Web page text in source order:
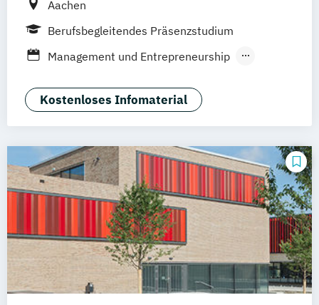
Aachen
Berufsbegleitendes Präsenzstudium
Management und Entrepreneurship
Kostenloses Infomaterial